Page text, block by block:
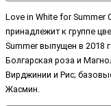
Love in White for Summer
принадлежит к группе
Summer выпущен в 2018
Болгарская роза и
Вирджинии и Рис;
Жасмин.